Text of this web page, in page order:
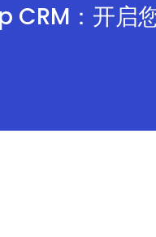
：开启